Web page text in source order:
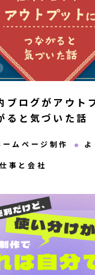
ブログがアウト
ると気づいた話
ームページ制作
仕事と会社